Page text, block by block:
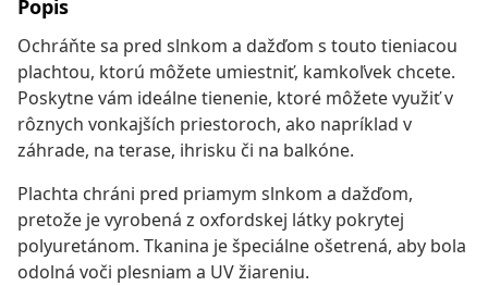
Popis
Ochráňte sa pred slnkom a dažďom s touto tieniacou
plachtou, ktorú môžete umiestniť, kamkoľvek chcete.
Poskytne vám ideálne tienenie, ktoré môžete využiť v
rôznych vonkajších priestoroch, ako napríklad v
záhrade, na terase, ihrisku či na balkóne.
Plachta chráni pred priamym slnkom a dažďom,
pretože je vyrobená z oxfordskej látky pokrytej
polyuretánom. Tkanina je špeciálne ošetrená, aby bola
odolná voči plesniam a UV žiareniu.